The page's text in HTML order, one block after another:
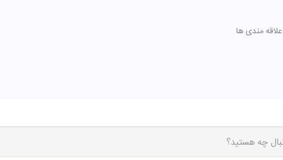
علاقه مندی ها